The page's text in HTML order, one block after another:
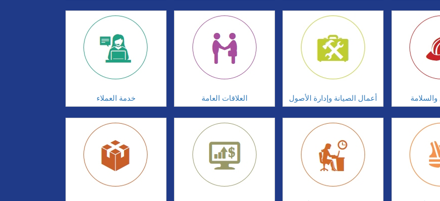
خدمة العملاء العلاقات العامة أعمال الصيانة وإدارة الأصول والسلامة